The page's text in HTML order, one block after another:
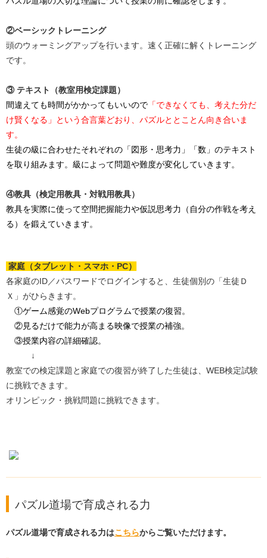
②ベーシックトレーニング
頭のウォーミングアップを行います。速く正確に解くトレーニング
です。
③ テキスト（教室用検定課題）
間違えても時間がかかってもいいので 「できなくても、考えた分だ
け賢くなる」という合言葉どおり、パズルととことん向き合いま
す。
生徒の級に合わせたそれぞれの「図形・思考力」「数」のテキスト
を取り組みます。級によって問題や難度が変化していきます。
④教具（検定用教具・対戦用教具）
教具を実際に使って空間把握能力や仮説思考力（自分の作戦を考え
る）を鍛えていきます。
家庭（タブレット・スマホ・PC）
各家庭のID／パスワードでログインすると、生徒個別の「生徒Ｄ
Ｘ」がひらきます。
①ゲーム感覚のWebプログラムで授業の復習。
②見るだけで能力が高まる映像で授業の補強。
③授業内容の詳細確認。
↓
教室での検定課題と家庭での復習が終了した生徒は、WEB検定試験
に挑戦できます。
オリンピック・挑戦問題に挑戦できます。
パズル道場で育成される力
パズル道場で育成される力はこちらからご覧いただけます。